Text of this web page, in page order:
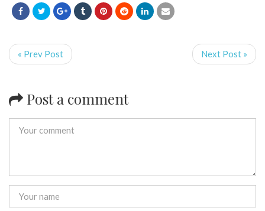
« Prev Post Next Post »
Post a comment